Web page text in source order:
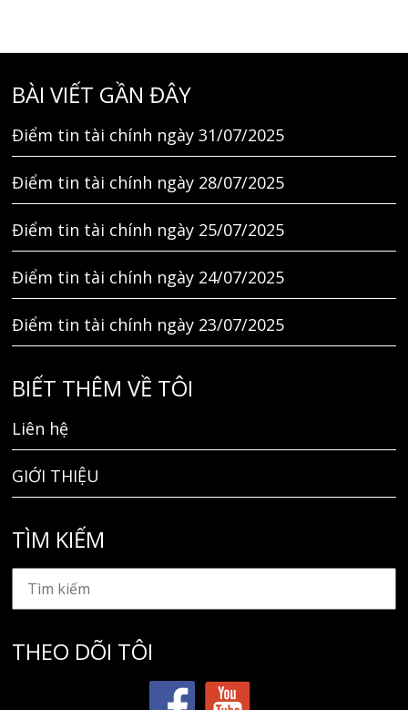
BÀI VIẾT GẦN ĐÂY
Điểm tin tài chính ngày 31/07/2025
Điểm tin tài chính ngày 28/07/2025
Điểm tin tài chính ngày 25/07/2025
Điểm tin tài chính ngày 24/07/2025
Điểm tin tài chính ngày 23/07/2025
BIẾT THÊM VỀ TÔI
Liên hệ
GIỚI THIỆU
TÌM KIẾM
THEO DÕI TÔI